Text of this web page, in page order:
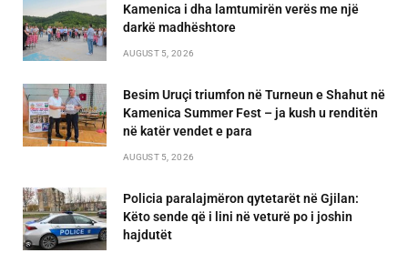
Kamenica i dha lamtumirën verës me një
darkë madhështore
AUGUST 5, 2026
Besim Uruçi triumfon në Turneun e Shahut në
Kamenica Summer Fest – ja kush u renditën
në katër vendet e para
AUGUST 5, 2026
Policia paralajmëron qytetarët në Gjilan:
Këto sende që i lini në veturë po i joshin
hajdutët